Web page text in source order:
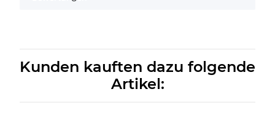
Kunden kauften dazu folgende
Artikel: